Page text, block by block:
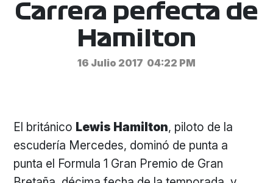
Carrera perfecta de
Hamilton
16 Julio 2017 04:22 PM
El británico Lewis Hamilton, piloto de la
escudería Mercedes, dominó de punta a
punta el Formula 1 Gran Premio de Gran